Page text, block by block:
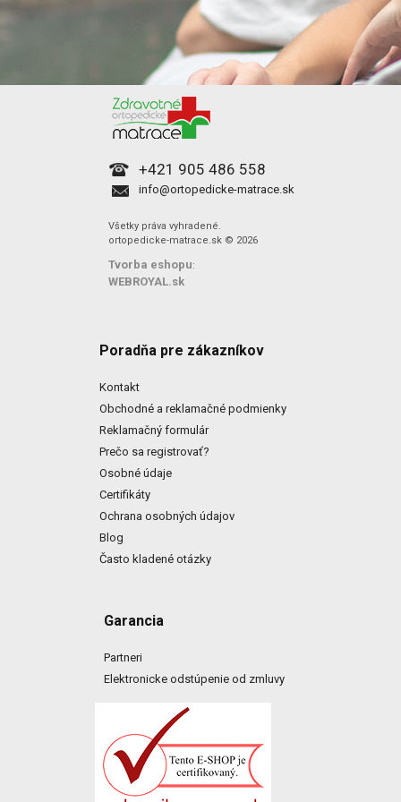
+421 905 486 558
info@ortopedicke-matrace.sk
Všetky práva vyhradené.
ortopedicke-matrace.sk © 2026
Tvorba eshopu:
WEBROYAL.sk
Poradňa pre zákazníkov
Kontakt
Obchodné a reklamačné podmienky
Reklamačný formulár
Prečo sa registrovať?
Osobné údaje
Certifikáty
Ochrana osobných údajov
Blog
Často kladené otázky
Garancia
Partneri
Elektronicke odstúpenie od zmluvy